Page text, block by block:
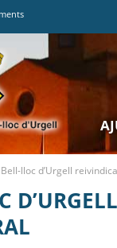
Bell-lloc d’Urgell